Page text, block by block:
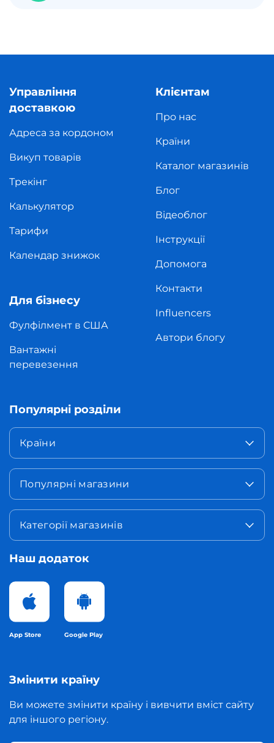
Управління
доставкою
Адреса за кордоном
Викуп товарів
Трекінг
Калькулятор
Тарифи
Календар знижок
Для бізнесу
Фулфілмент в США
Вантажні
перевезення
Клієнтам
Про нас
Країни
Каталог магазинів
Блог
Відеоблог
Інструкції
Допомога
Контакти
Influencers
Автори блогу
Популярні розділи
Країни
Популярні магазини
Категорії магазинів
Наш додаток
App Store Google Play
Змінити країну
Ви можете змінити країну і вивчити вміст сайту
для іншого регіону.